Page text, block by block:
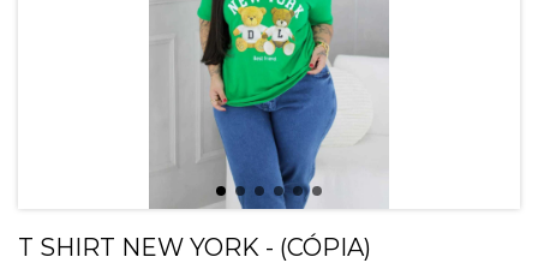
T SHIRT NEW YORK - (CÓPIA)